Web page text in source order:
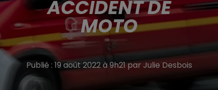
ACCIDENT DE
MOTO
Publié : 19 août 2022 à 9h21 par Julie Desbois